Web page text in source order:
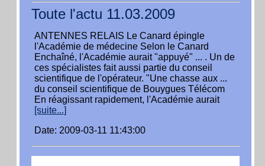
Toute l'actu 11.03.2009
ANTENNES RELAIS Le Canard épingle
l'Académie de médecine Selon le Canard
Enchaîné, l'Académie aurait "appuyé" ... . Un de
ces spécialistes fait aussi partie du conseil
scientifique de l'opérateur. "Une chasse aux ...
du conseil scientifique de Bouygues Télécom
En réagissant rapidement, l'Académie aurait
[suite...]
Date: 2009-03-11 11:43:00